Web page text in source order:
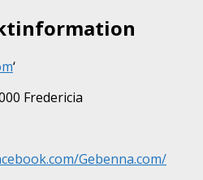
‘
Fredericia
Gebenna.com/